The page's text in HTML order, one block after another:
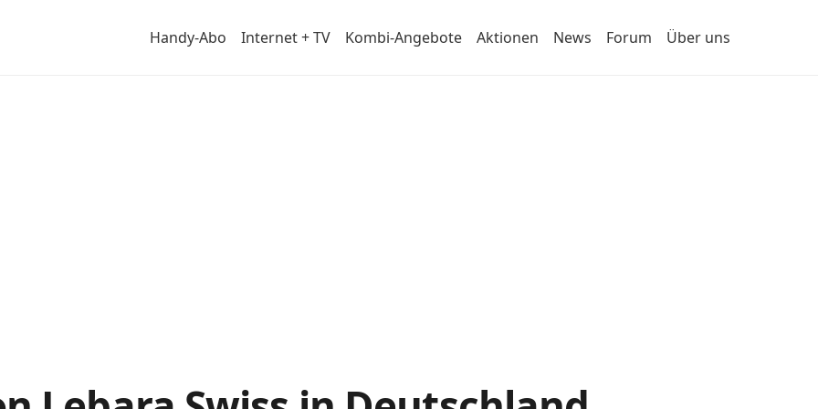
Handy-Abo Internet + TV Kombi-Angebote Aktionen News Forum Über uns